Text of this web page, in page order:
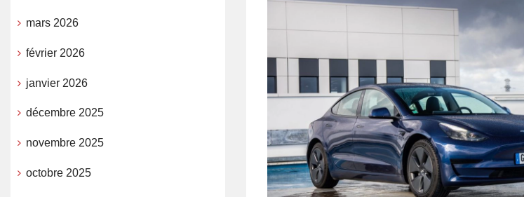
mars 2026
février 2026
janvier 2026
décembre 2025
novembre 2025
octobre 2025